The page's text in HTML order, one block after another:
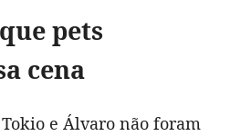
pets
cena
e Álvaro não foram